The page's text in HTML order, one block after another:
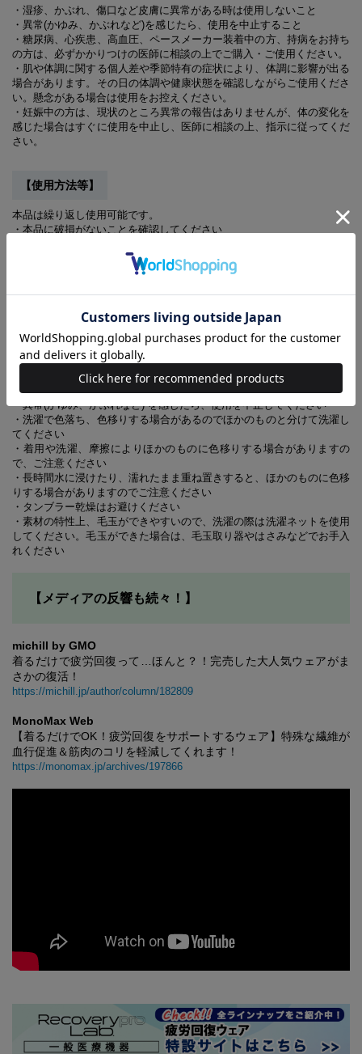
・湿疹、かぶれ、傷口など皮膚に異常がある時は使用しないこと
・異常(かゆみ、かぶれなど)を感じたら、使用を中止すること
・糖尿病、心疾患、高血圧、ペースメーカー装着中の方、持病をお持ち
の方は、必ずかかりつけの医師に相談の上でご購入・ご使用ください。
・肌や体調に関する個人差や季節特有の症状により、体調に影響が出る
場合があります。その日の体調や健康状態を確認しながらご使用くださ
い。懸念がある場合は使用をお控えください。
・妊娠中の方は、現状のところ異常の報告はありませんが、体の変化を
感じた場合はすぐに使用を中止し、医師に相談の上、指示に従ってくだ
さい。
【使用方法等】
本品は繰り返し使用可能です。
・本品に破損がないことを確認してください
・日常活動時及び睡眠時のいずれでも着用可能です
・本品の効果には個人差があるため、長期間の着用をおすすめします
【ご使用上の注意】
・湿疹、かぶれ、傷口など皮膚に異常があるときは使用しないでくださ
い
・異常(かゆみ、かぶれなど) を感じたら、使用を中止してください
・洗濯で色落ち、色移りする場合があるのでほかのものと分けて洗濯し
てください
・着用や洗濯、摩擦によりほかのものに色移りする場合がありますの
で、ご注意ください
・長時間水に浸けたり、濡れたまま重ね置きすると、ほかのものに色移
りする場合がありますのでご注意ください
・タンブラー乾燥はお避けください
・素材の特性上、毛玉ができやすいので、洗濯の際は洗濯ネットを使用
してください。毛玉ができた場合は、毛玉取り器やはさみなどでお手入
れください
【メディアの反響も続々！】
michill by GMO
着るだけで疲労回復って…ほんと？！完売した大人気ウェアがま
さかの復活！
https://michill.jp/author/column/182809
MonoMax Web
【着るだけでOK！疲労回復をサポートするウェア】特殊な繊維が
血行促進＆筋肉のコリを軽減してくれます！
https://monomax.jp/archives/197866